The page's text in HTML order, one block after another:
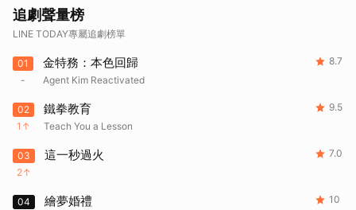
追劇聲量榜
LINE TODAY專屬追劇榜單
01
-
金特務：本色回歸
Agent Kim Reactivated
8.7
02
1
鐵拳教育
Teach You a Lesson
9.5
03
2
這一秒過火 7.0
04
繪夢婚禮 10